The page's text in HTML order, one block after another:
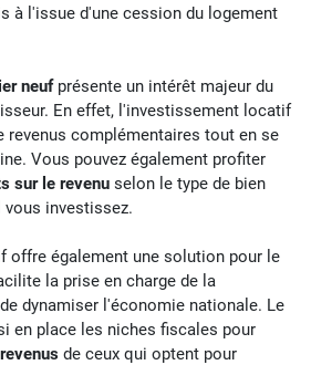
à l'issue d'une cession du logement
neufprésente un intérêt majeur du
En effet, l'investissement locatif
revenus complémentaires tout en se
Vous pouvez également profiter
sur le revenu selon le type de bien
investissez.
offre également une solution pour le
la prise en charge de la
dynamiser l'économie nationale. Le
en place les niches fiscales pour
de ceux qui optent pour